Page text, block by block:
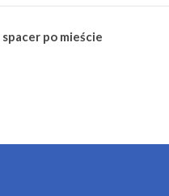
po mieście